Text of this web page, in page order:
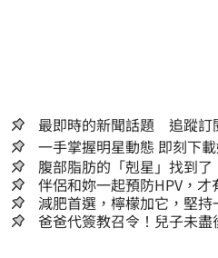
最即時的新聞話題 追蹤訂
一手掌握明星
腹部脂肪的「剋星」找到
囊，瘦出小蠻腰
伴侶和妳一起預防HPV，才
減肥首選，檸檬加它，堅
人生
爸爸代簽教召令！兒子未